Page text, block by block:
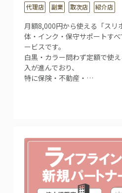
代理店 副業 取次店 紹介店
月額8,000円から使える「スリ
体・インク・保守サポートす
ービスです。
白黒・カラー問わず定額で使
入が進んでおり、
特に保険・不動産・…